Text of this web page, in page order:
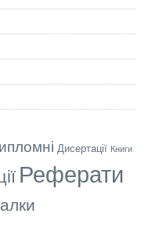
Дисертації Книги
Реферати